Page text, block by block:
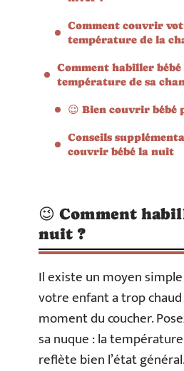
Comment couvrir
température de la
Comment habiller
température de sa
😉 Bien couvrir bébé
Conseils
couvrir bébé la nuit
😉 Comment
nuit ?
Il existe un moyen
votre enfant a trop
moment du coucher.
sa nuque : la
reflète bien l’état